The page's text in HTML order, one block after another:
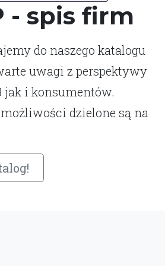
- spis firm
do naszego katalogu
uwagi z perspektywy
jak i konsumentów.
dzielone są na